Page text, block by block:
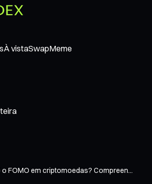
À vistaSwapMeme
o FOMO em criptomoedas? Compreen...